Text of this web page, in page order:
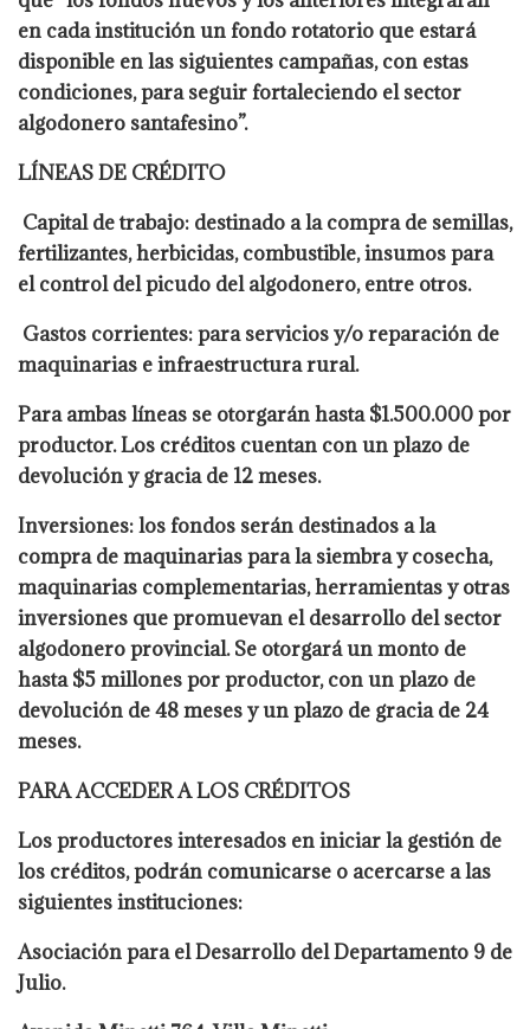
en cada institución un fondo rotatorio que estará
disponible en las siguientes campañas, con estas
condiciones, para seguir fortaleciendo el sector
algodonero santafesino”.
LÍNEAS DE CRÉDITO
Capital de trabajo: destinado a la compra de semillas,
fertilizantes, herbicidas, combustible, insumos para
el control del picudo del algodonero, entre otros.
Gastos corrientes: para servicios y/o reparación de
maquinarias e infraestructura rural.
Para ambas líneas se otorgarán hasta $1.500.000 por
productor. Los créditos cuentan con un plazo de
devolución y gracia de 12 meses.
Inversiones: los fondos serán destinados a la
compra de maquinarias para la siembra y cosecha,
maquinarias complementarias, herramientas y otras
inversiones que promuevan el desarrollo del sector
algodonero provincial. Se otorgará un monto de
hasta $5 millones por productor, con un plazo de
devolución de 48 meses y un plazo de gracia de 24
meses.
PARA ACCEDER A LOS CRÉDITOS
Los productores interesados en iniciar la gestión de
los créditos, podrán comunicarse o acercarse a las
siguientes instituciones:
Asociación para el Desarrollo del Departamento 9 de
Julio.